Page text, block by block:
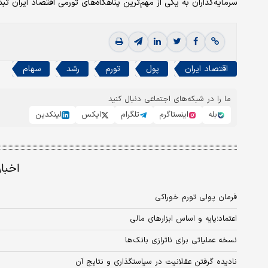
سرمایه‌گذاران به یکی از مهم‌ترین پناهگاه‌های تورمی اقتصاد ایران
اقتصاد ایران پول تورم رشد سهام
ما را در شبکه‌های اجتماعی دنبال کنید
بله
اینستاگرم تلگرام ایکس لینکدین
فرمان پولی تورم خوراکی
اعتماد؛پایه و اساس ابزارهای مالی
نسخه عملیاتی برای ناترازی بانک‌ها
نادیده گرفتن عقلانیت در سیاستگذاری و نتایج آن